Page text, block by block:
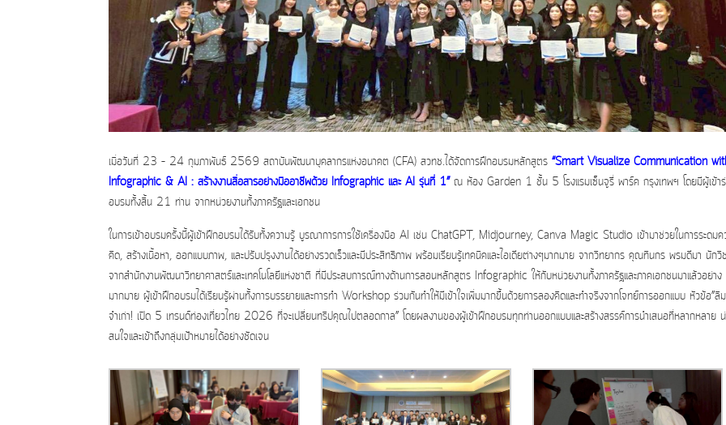
เมื่อวันที่ 23 – 24 กุมภาพันธ์ 2569 สถาบันพัฒนาบุคลากรแห่งอนาคต (CFA) สวทช.ได้จัดการฝึกอบรมหลักสูตร “Smart Visualize Communication
Infographic & AI : สร้างงานสื่อสารอย่างมืออาชีพด้วย Infographic และ AI รุ่นที่ 1”ณ ห้อง Garden 1 ชั้น 5 โรงแรมเซ็นจูรี่ พาร์ค กรุงเทพฯ โดยมีผู้เข้า
อบรมทั้งสิ้น 21 ท่าน จากหน่วยงานทั้งภาครัฐและเอกชน
ในการเข้าอบรมครั้งนี้ผู้เข้าฝึกอบรมได้รับทั้งความรู้ บูรณาการการใช้เครื่องมือ AI เช่น ChatGPT, Midjourney, Canva Magic Studio เข้ามาช่วยในการระดมค
คิด, สร้างเนื้อหา, ออกแบบภาพ, และปรับปรุงงานได้อย่างรวดเร็วและมีประสิทธิภาพ พร้อมเรียนรู้เทคนิคและไอเดียต่างๆมากมาย จากวิทยากร คุณทินกร พรมดีมา นักวิ
จากสำนักงานพัฒนาวิทยาศาสตร์และเทคโนโลยีแห่งชาติ ที่มีประสบการณ์ทางด้านการสอนหลักสูตร Infographic ให้กับหน่วยงานทั้งภาครัฐและภาคเอกชนมาแล้วอย่าง
มากมาย ผู้เข้าฝึกอบรมได้เรียนรู้ผ่านทั้งการบรรยายและการทำ Workshop ร่วมกันทำให้มีเข้าใจเพิ่มมากขึ้นด้วยการลองคิดและทำจริงจากโจทย์การออกแบบ หัวข้อ”ลื
จำเก่า! เปิด 5 เทรนด์ท่องเที่ยวไทย 2026 ที่จะเปลี่ยนทริปคุณไปตลอดกาล” โดยผลงานของผู้เข้าฝึกอบรมทุกท่านออกแบบและสร้างสรรค์การนำเสนอที่หลากหลาย
สนใจและเข้าถึงกลุ่มเป้าหมายได้อย่างชัดเจน